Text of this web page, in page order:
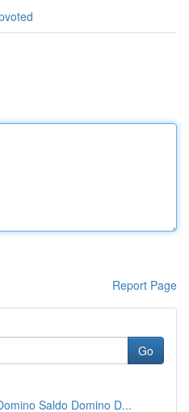
Report Page
Go
Saldo Domino D...